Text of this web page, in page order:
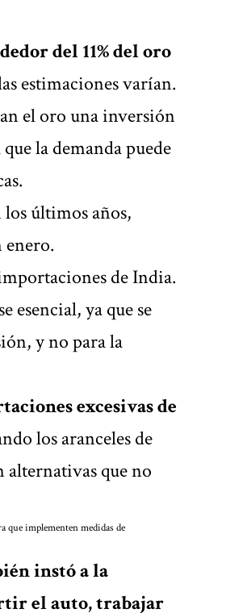
del 11% del oro
estimaciones varían.
el oro una inversión
la demanda puede
últimos años,
enero.
de India.
esencial, ya que se
y no para la
excesivas de
los aranceles de
que no
que implementen medidas de
instó a la
el auto, trabajar